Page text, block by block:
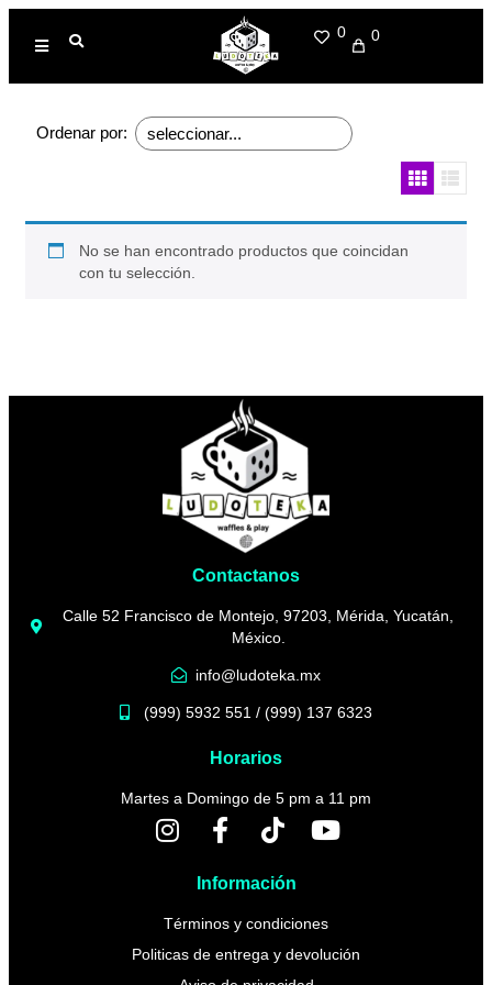
0 0
Ordenar por:
No se han encontrado productos que coincidan
con tu selección.
Contactanos
Calle 52 Francisco de Montejo, 97203, Mérida, Yucatán,
México.
info@ludoteka.mx
(999) 5932 551 / (999) 137 6323
Horarios
Martes a Domingo de 5 pm a 11 pm
Información
Términos y condiciones
Politicas de entrega y devolución